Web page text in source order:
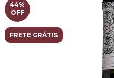
44%
OFF
FRETE GRÁTIS